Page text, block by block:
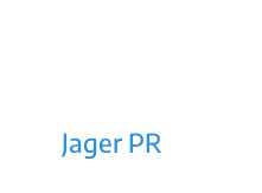
Jager PR